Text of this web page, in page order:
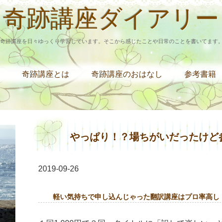
奇跡講座ダイアリー
奇跡講座を日々ゆっくり学習しています。そこから感じたことや日常のことを書いてます
奇跡講座とは 奇跡講座のおはなし 参考書籍
やっぱり！？場ちがいだったけ
2019-09-26
軽い気持ちで申し込んじゃった翻訳講座はプロ率高し